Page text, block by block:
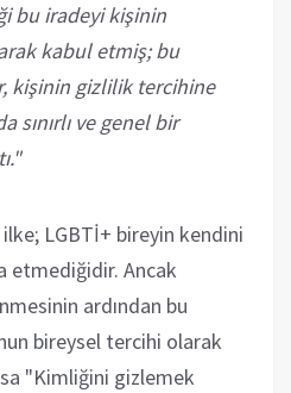
bu iradeyi kişinin
kabul etmiş; bu
kişinin gizlilik tercihine
sınırlı ve genel bir
LGBTİ+ bireyin kendini
etmediğidir. Ancak
ardından bu
bireysel tercihi olarak
"Kimliğini gizlemek